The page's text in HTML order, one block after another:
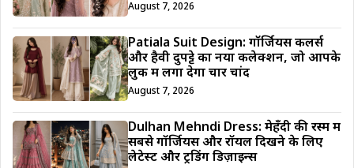
August 7, 2026
Patiala Suit Design: गॉर्जियस कलर्स
और हैवी दुपट्टे का नया कलेक्शन, जो आपके
लुक में लगा देगा चार चांद
August 7, 2026
Dulhan Mehndi Dress: मेहँदी की रस्म में
सबसे गॉर्जियस और रॉयल दिखने के लिए
लेटेस्ट और ट्रेंडिंग डिज़ाइन्स